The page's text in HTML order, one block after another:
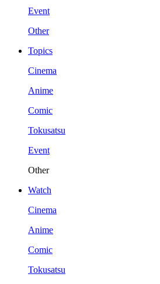
Event
Other
Topics
Cinema
Anime
Comic
Tokusatsu
Event
Other
Watch
Cinema
Anime
Comic
Tokusatsu